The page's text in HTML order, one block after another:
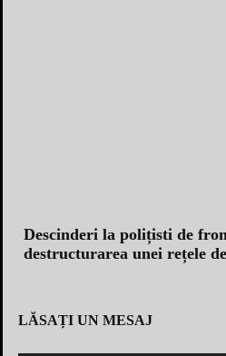
Descinderi la polițisti de
destructurarea unei rețele
LĂSAȚI UN MESAJ